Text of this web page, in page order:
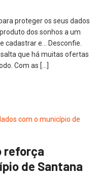
proteger os seus dados
dos sonhos a um
cadastrar e… Desconfie.
que há muitas ofertas
Com as […]
reforça
de Santana